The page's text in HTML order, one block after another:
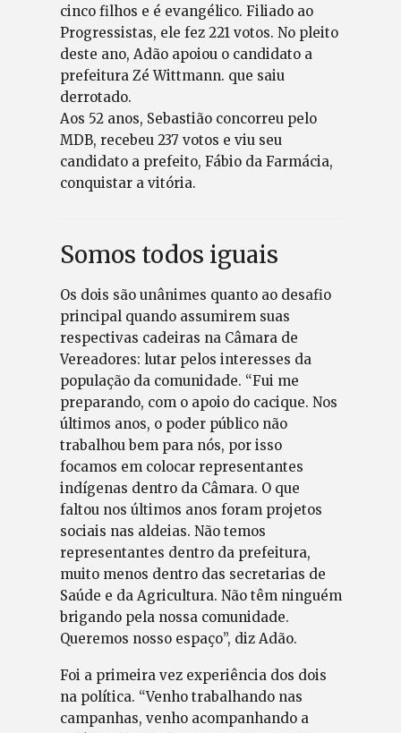
cinco filhos e é evangélico. Filiado ao
Progressistas, ele fez 221 votos. No pleito
deste ano, Adão apoiou o candidato a
prefeitura Zé Wittmann. que saiu
derrotado.
Aos 52 anos, Sebastião concorreu pelo
MDB, recebeu 237 votos e viu seu
candidato a prefeito, Fábio da Farmácia,
conquistar a vitória.
Somos todos iguais
Os dois são unânimes quanto ao desafio
principal quando assumirem suas
respectivas cadeiras na Câmara de
Vereadores: lutar pelos interesses da
população da comunidade. “Fui me
preparando, com o apoio do cacique. Nos
últimos anos, o poder público não
trabalhou bem para nós, por isso
focamos em colocar representantes
indígenas dentro da Câmara. O que
faltou nos últimos anos foram projetos
sociais nas aldeias. Não temos
representantes dentro da prefeitura,
muito menos dentro das secretarias de
Saúde e da Agricultura. Não têm ninguém
brigando pela nossa comunidade.
Queremos nosso espaço”, diz Adão.
Foi a primeira vez experiência dos dois
na política. “Venho trabalhando nas
campanhas, venho acompanhando a